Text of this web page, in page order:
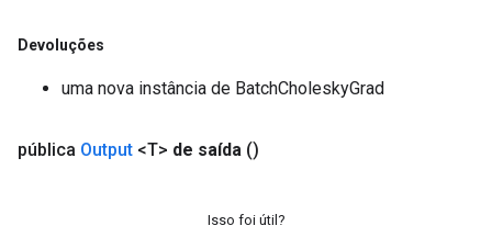
Devoluções
uma nova instância de BatchCholeskyGrad
pública Output <T> de saída ()
Isso foi útil?